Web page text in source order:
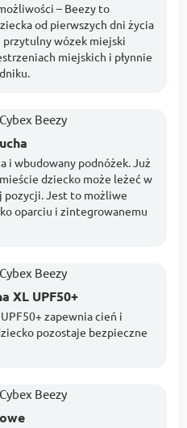
– Beezy to
od pierwszych dni życia
przytulny wózek miejski
miejskich i płynnie
i wbudowany podnóżek. Już
dziecko może leżeć w
pozycji. Jest to możliwe
oparciu i zintegrowanemu
XL UPF50+
zapewnia cień i
pozostaje bezpieczne